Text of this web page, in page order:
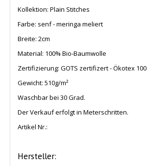
Kollektion: Plain Stitches
Farbe: senf - meringa meliert
Breite: 2cm
Material: 100% Bio-Baumwolle
Zertifizierung: GOTS zertifizert - Ökotex 100
Gewicht: 510g/m²
Waschbar bei 30 Grad.
Der Verkauf erfolgt in Meterschritten.
Artikel Nr.:
Hersteller: